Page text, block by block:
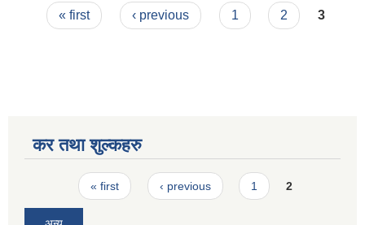
Pages
« first ‹ previous 1 2 3
कर तथा शुल्कहरु
Pages« first ‹ previous 1 2